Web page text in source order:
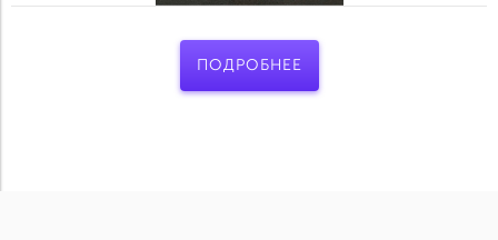
ПОДРОБНЕЕ